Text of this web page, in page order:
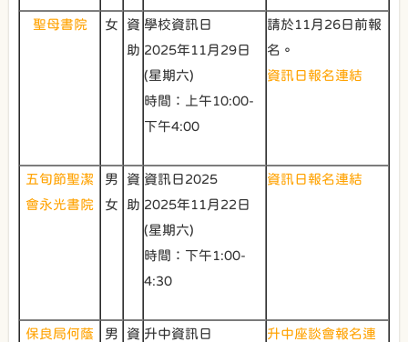
聖母書院 女
資
助
學校資訊日
2025年11月29日
(星期六)
時間：上午10:00-
下午4:00
請於11月26日前報
名。
資訊日報名連結
五旬節聖潔
會永光書院
男
女
資
助
資訊日2025
2025年11月22日
(星期六)
時間：下午1:00-
4:30
資訊日報名連結
保良局何蔭
男
資 升中資訊日
升中座談會報名連